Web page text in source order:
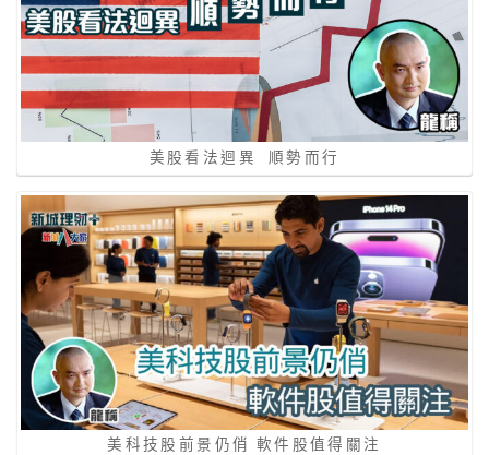
美股看法迴異 順勢而行
美科技股前景仍俏 軟件股值得關注